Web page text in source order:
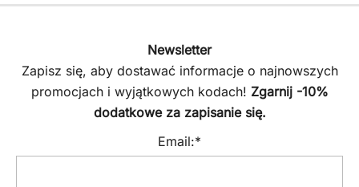
Newsletter
Zapisz się, aby dostawać informacje o najnowszych
promocjach i wyjątkowych kodach! Zgarnij -10%
dodatkowe za zapisanie się.
Email:*